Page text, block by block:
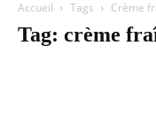
Accueil Tags Crème
Tag: crème